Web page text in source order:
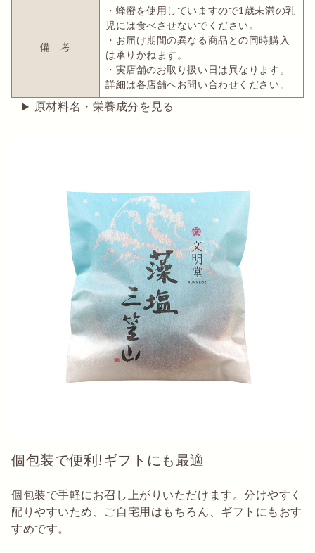
備 考
・蜂蜜を使用していますので1歳未満の乳
児には食べさせないでください。
・お届け期間の異なる商品との同時購入
は承りかねます。
・実店舗のお取り扱い日は異なります。
詳細は各店舗へお問い合わせください。
原材料名・栄養成分を見る
個包装で便利!ギフトにも最適
個包装で手軽にお召し上がりいただけます。分けやすく
配りやすいため、ご自宅用はもちろん、ギフトにもおす
すめです。